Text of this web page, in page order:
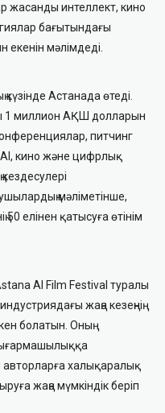
жасанды интеллект, кино
бағытындағы
мәлімдеді.
Астанада өтеді.
1 миллион АҚШ долларын
питчинг
AI, кино және цифрлық
мәліметінше,
50 елінен қатысуға өтінім
AI Film Festival туралы
жаңа кезеңнің
болатын. Оның
авторларға халықаралық
жаңа мүмкіндік беріп